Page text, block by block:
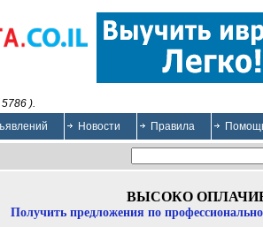
).
Новости Правила
ВЫСОКО
Получить предложения по